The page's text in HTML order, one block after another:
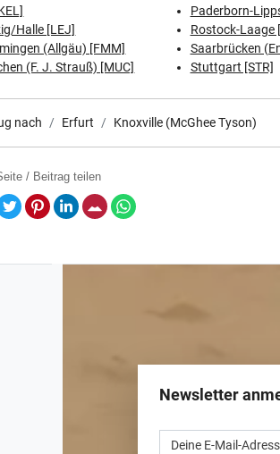
Halle [LEJ]
(Allgäu) [FMM]
(F. J. Strauß) [MUC]
Paderborn-
Rostock-Laage
Saarbrücken
Stuttgart [STR]
nach Erfurt Knoxville (McGhee Tyson)
/ Beitrag teilen
TwitterPinterestLinkedInE-Mail
Newsletter